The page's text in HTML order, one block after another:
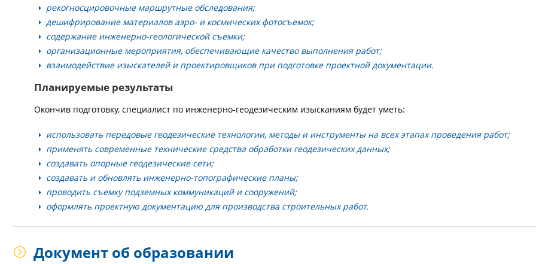
рекогносцировочные маршрутные обследования;
дешифрирование материалов аэро- и космических фотосъемок;
содержание инженерно-геологической съемки;
организационные мероприятия, обеспечивающие качество выполнения работ;
взаимодействие изыскателей и проектировщиков при подготовке проектной документации.
Планируемые результаты
Окончив подготовку, специалист по инженерно-геодезическим изысканиям будет уметь:
использовать передовые геодезические технологии, методы и инструменты на всех этапах проведения работ;
применять современные технические средства обработки геодезических данных;
создавать опорные геодезические сети;
создавать и обновлять инженерно-топографические планы;
проводить съемку подземных коммуникаций и сооружений;
оформлять проектную документацию для производства строительных работ.
Документ об образовании